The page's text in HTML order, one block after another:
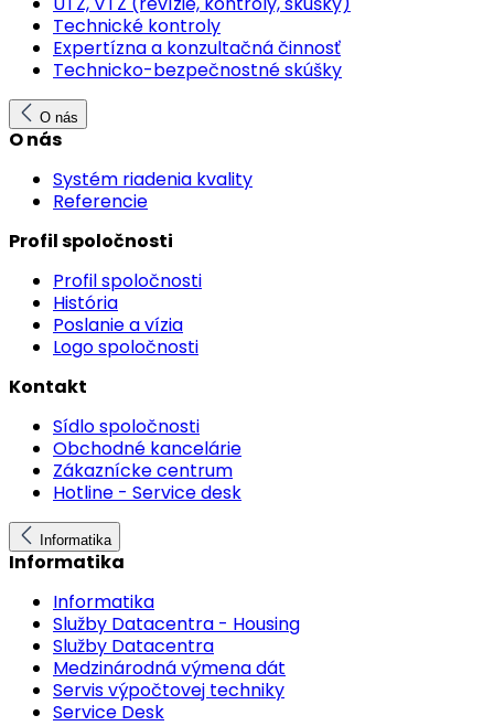
Technické kontroly
Expertízna a konzultačná činnosť
Technicko-bezpečnostné skúšky
O nás
O nás
Systém riadenia kvality
Referencie
Profil spoločnosti
Profil spoločnosti
História
Poslanie a vízia
Logo spoločnosti
Kontakt
Sídlo spoločnosti
Obchodné kancelárie
Zákaznícke centrum
Hotline - Service desk
Informatika
Informatika
Informatika
Služby Datacentra - Housing
Služby Datacentra
Medzinárodná výmena dát
Servis výpočtovej techniky
Service Desk